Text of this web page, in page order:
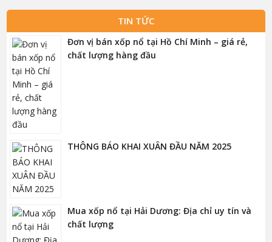
TIN TỨC
Đơn vị bán xốp nổ tại Hồ Chí Minh – giá rẻ,
chất lượng hàng đầu
THÔNG BÁO KHAI XUÂN ĐẦU NĂM 2025
Mua xốp nổ tại Hải Dương: Địa chỉ uy tín và
chất lượng